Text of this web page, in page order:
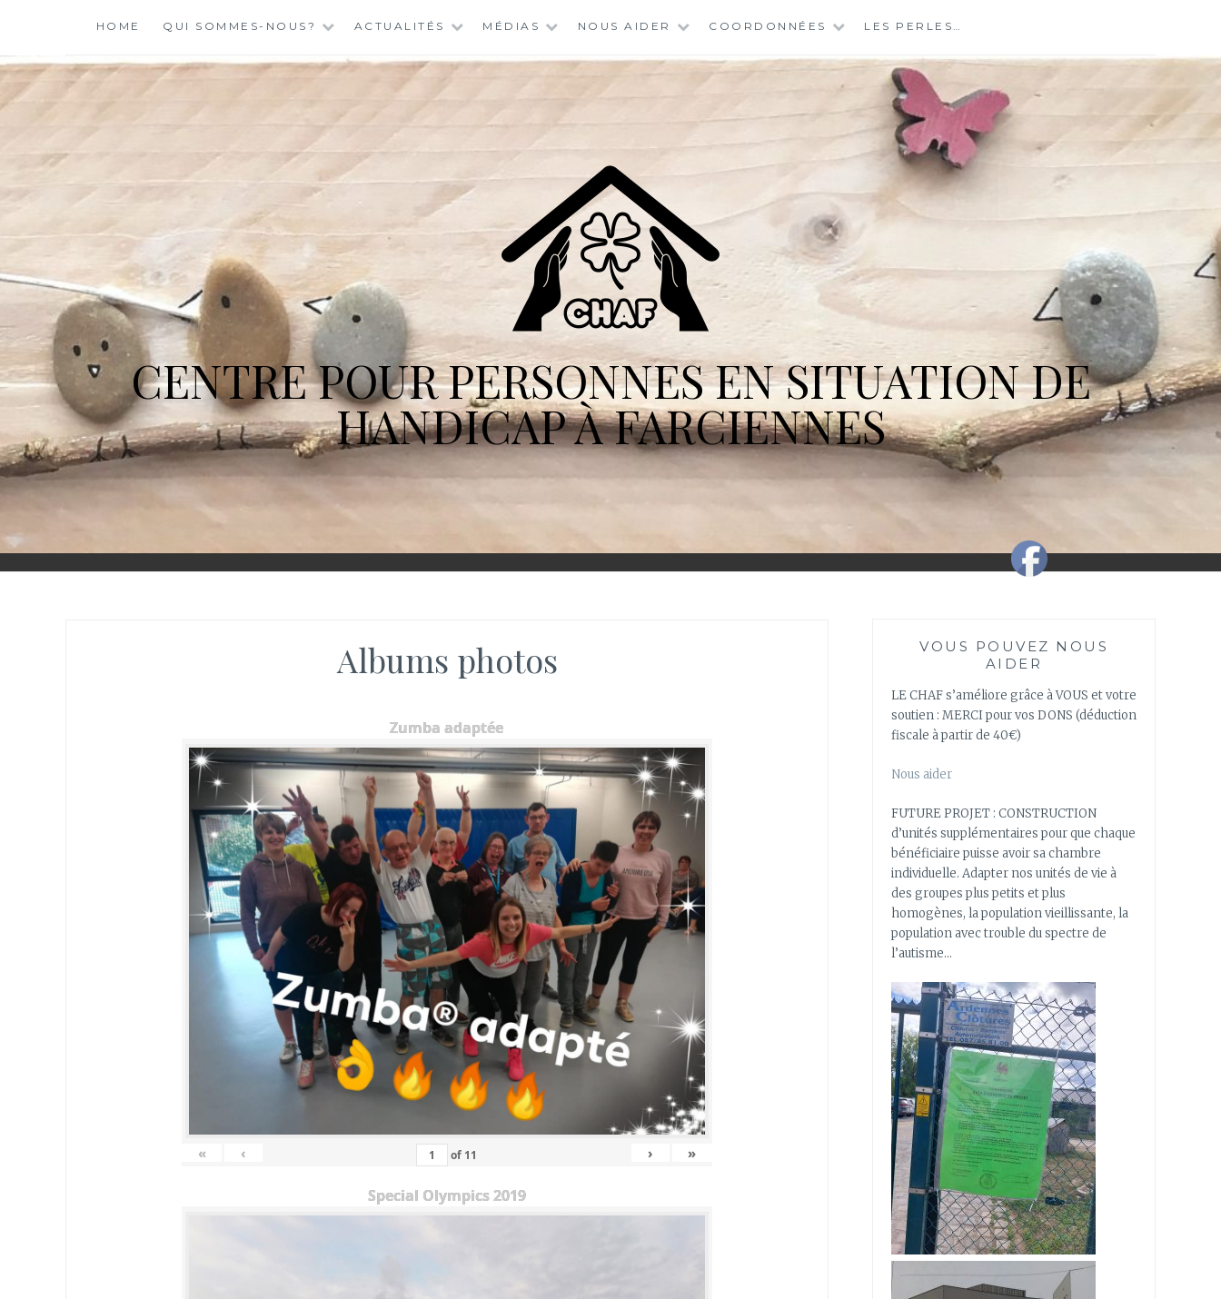
content
HOME QUI SOMMES-NOUS? ACTUALITÉS MÉDIAS NOUS AIDER COORDONNÉES LES PERLES…
CENTRE POUR PERSONNES EN SITUATION DE
HANDICAP À FARCIENNES
Albums photos
Zumba adaptée
« ‹ of 11 › »
Special Olympics 2019
VOUS POUVEZ NOUS
AIDER
LE CHAF s’améliore grâce à VOUS et votre
soutien : MERCI pour vos DONS (déduction
fiscale à partir de 40€)
Nous aider
FUTURE PROJET : CONSTRUCTION
d’unités supplémentaires pour que chaque
bénéficiaire puisse avoir sa chambre
individuelle. Adapter nos unités de vie à
des groupes plus petits et plus
homogènes, la population vieillissante, la
population avec trouble du spectre de
l’autisme…